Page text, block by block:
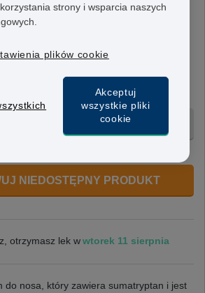
Spray do Nosa
20 mg/0.1 ml
go zażywać, gdy zaczynają się
więcej niż dwa razy w ciągu 24
NIEDOSTĘPNY PRODUKT
otrzymasz lek w wtorek 11 sierpnia
do nosa, który zawiera sumatryptan i jest
strony i wsparcia naszych
plików cookie
Akceptuj
wszystkie pliki
cookie